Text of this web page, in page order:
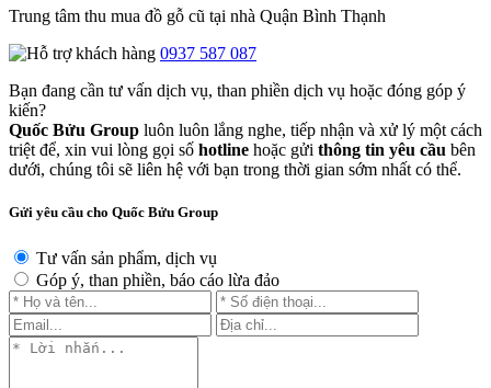
Trung tâm thu mua đồ gỗ cũ tại nhà Quận Bình Thạnh
0937 587 087
Bạn đang cần tư vấn dịch vụ, than phiền dịch vụ hoặc đóng góp ý
kiến?
Quốc Bửu Group luôn luôn lắng nghe, tiếp nhận và xử lý một cách
triệt để, xin vui lòng gọi số hotline hoặc gửi thông tin yêu cầu bên
dưới, chúng tôi sẽ liên hệ với bạn trong thời gian sớm nhất có thể.
Gửi yêu cầu cho Quốc Bửu Group
Tư vấn sản phẩm, dịch vụ
Góp ý, than phiền, báo cáo lừa đảo